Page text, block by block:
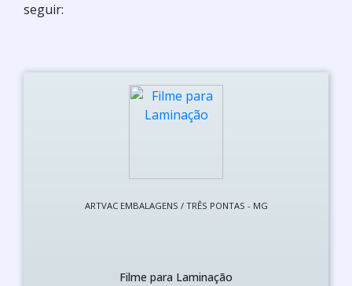
seguir:
ARTVAC EMBALAGENS / TRÊS PONTAS - MG
Filme para Laminação